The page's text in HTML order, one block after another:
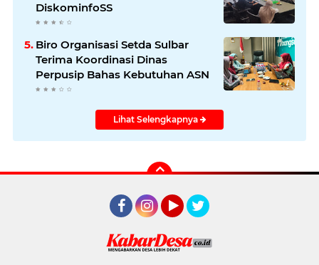
DiskominfoSS
Biro Organisasi Setda Sulbar
Terima Koordinasi Dinas
Perpusip Bahas Kebutuhan ASN
Lihat Selengkapnya